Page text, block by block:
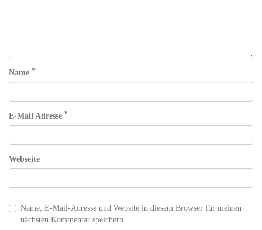
Name *
E-Mail Adresse *
Webseite
Name, E-Mail-Adresse und Website in diesem Browser für meinen
nächsten Kommentar speichern.